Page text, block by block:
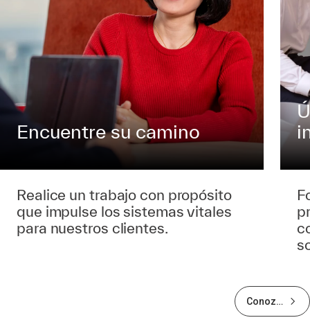
Encuentre su camino
Realice un trabajo con propósito
que impulse los sistemas vitales
para nuestros clientes.
Conozca
más